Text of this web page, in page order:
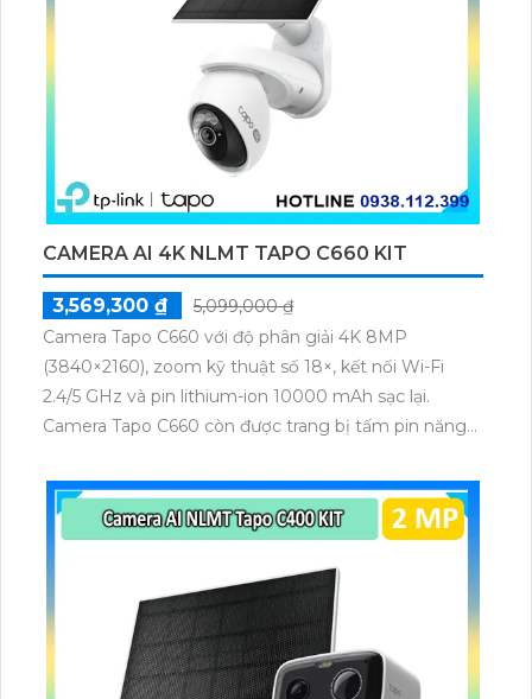
CAMERA AI 4K NLMT TAPO C660 KIT
3,569,300 ₫
5,099,000 ₫
Camera Tapo C660 với độ phân giải 4K 8MP
(3840×2160), zoom kỹ thuật số 18×, kết nối Wi-Fi
2.4/5 GHz và pin lithium-ion 10000 mAh sạc lại.
Camera Tapo C660 còn được trang bị tấm pin năng
thú cưng, phương tiện, lưu trữ thẻ microSD tối đa 512
GB.